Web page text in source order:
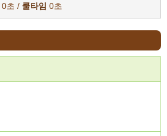
0초 / 쿨타임 0초